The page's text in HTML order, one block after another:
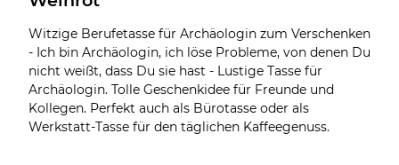
Witzige Berufetasse für Archäologin zum Verschenken
- Ich bin Archäologin, ich löse Probleme, von denen Du
nicht weißt, dass Du sie hast - Lustige Tasse für
Archäologin. Tolle Geschenkidee für Freunde und
Kollegen. Perfekt auch als Bürotasse oder als
Werkstatt-Tasse für den täglichen Kaffeegenuss.